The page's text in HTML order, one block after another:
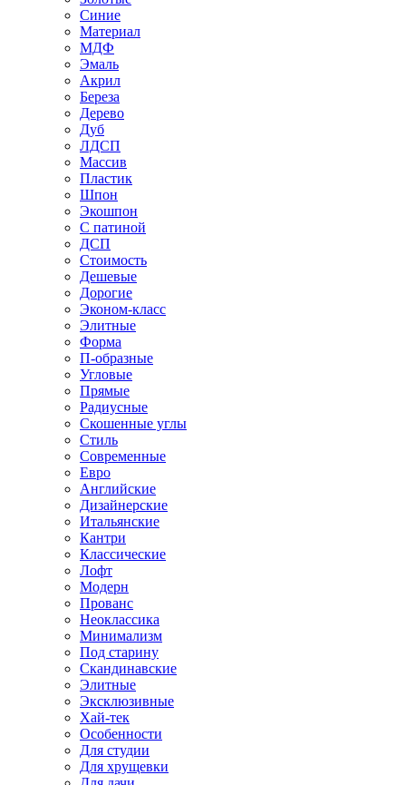
Синие
Материал
МДФ
Эмаль
Акрил
Береза
Дерево
Дуб
ЛДСП
Массив
Пластик
Шпон
Экошпон
С патиной
ДСП
Стоимость
Дешевые
Дорогие
Эконом-класс
Элитные
Форма
П-образные
Угловые
Прямые
Радиусные
Скошенные углы
Стиль
Современные
Евро
Английские
Дизайнерские
Итальянские
Кантри
Классические
Лофт
Модерн
Прованс
Неоклассика
Минимализм
Под старину
Скандинавские
Элитные
Эксклюзивные
Хай-тек
Особенности
Для студии
Для хрущевки